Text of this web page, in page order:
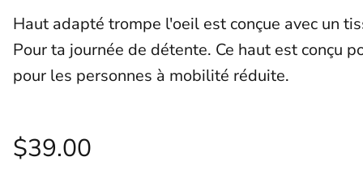
Haut adapté trompe l'oeil est conçue avec un
Pour ta journée de détente. Ce haut est conçu
pour les personnes à mobilité réduite.
$39.00